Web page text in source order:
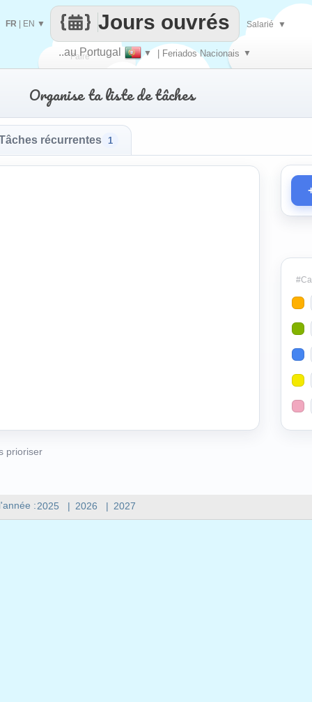
Faire
que
..au Portugal ▼ | Feriados Nacionais ▼
Jours ouvrés
FR EN ▼ Salarié ▼
:2025 | 2026 | 2027
Organise ta liste de tâches
récurrentes 1
prioriser